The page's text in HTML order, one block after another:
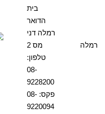
רמלה
בית
הדואר
רמלה דני
מס 2
טלפון:
08-
9228200
פקס: 08-
9220094